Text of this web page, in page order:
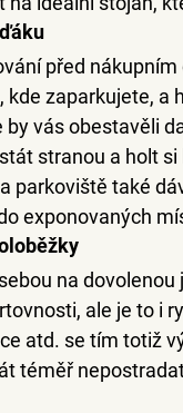
před
kde zaparkujete, a
by vás obestavěli
stranou a holt
parkoviště také
exponovaných
na
ale je to i
atd. se tím totiž
téměř